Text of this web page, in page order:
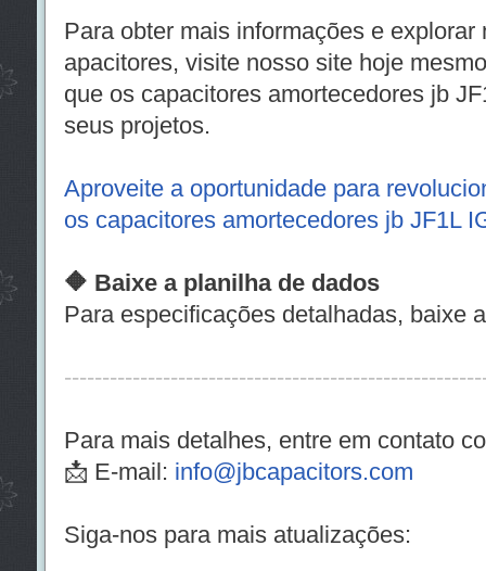
Para obter mais informações e
apacitores, visite nosso site hoje
que os capacitores amortecedores jb
seus projetos.
Aproveite a oportunidade para
os capacitores amortecedores jb JF1L
🔶 Baixe a planilha de dados
Para especificações detalhadas, baixe
Para mais detalhes, entre em contato
📩 E-mail: info@jbcapacitors.com
Siga-nos para mais atualizações: